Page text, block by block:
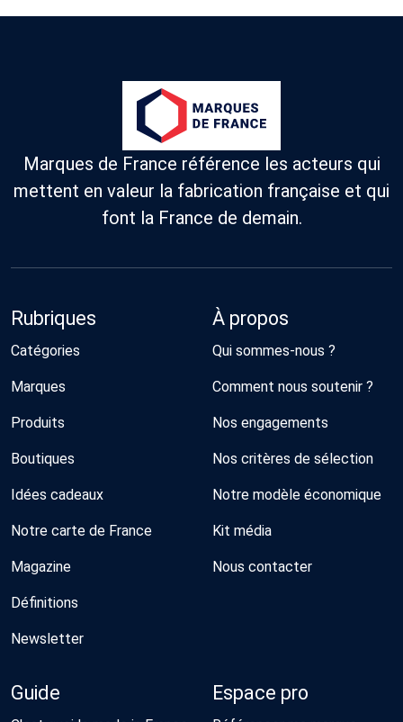
Marques de France référence les acteurs qui
mettent en valeur la fabrication française et qui
font la France de demain.
Rubriques
Catégories
Marques
Produits
Boutiques
Idées cadeaux
Notre carte de France
Magazine
Définitions
Newsletter
À propos
Qui sommes-nous ?
Comment nous soutenir ?
Nos engagements
Nos critères de sélection
Notre modèle économique
Kit média
Nous contacter
Guide Espace pro